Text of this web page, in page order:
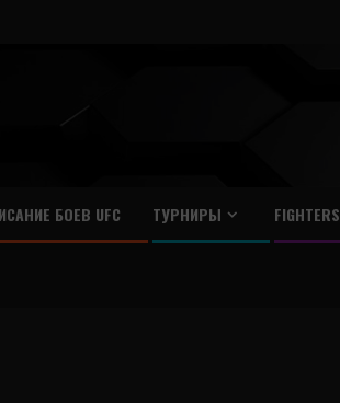
БОЕВ UFC ТУРНИРЫ FIGHTERS